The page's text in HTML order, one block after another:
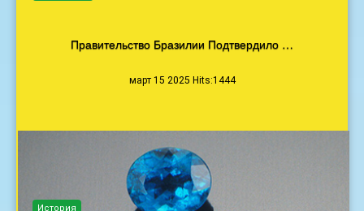
Правительство Бразилии Подтвердило …
март 15 2025 Hits:1444
История